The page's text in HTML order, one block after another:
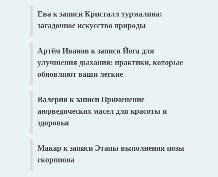
Ева к записи Кристалл турмалина:
загадочное искусство природы
Артём Иванов к записи Йога для
улучшения дыхания: практики, которые
обновляют ваши легкие
Валерия к записи Применение
аюрведических масел для красоты и
здоровья
Макарк записи Этапы выполнения позы
скорпиона